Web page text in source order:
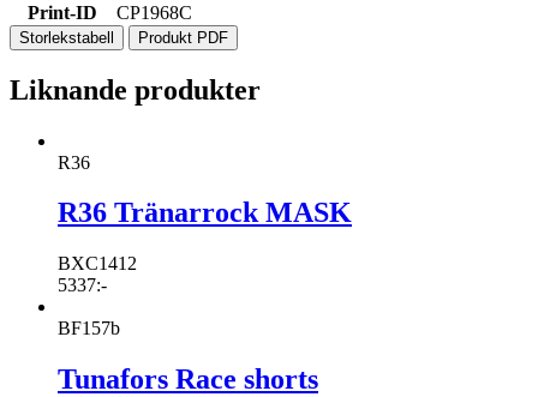
Print-ID
CP1968C
Storlekstabell Produkt PDF
Liknande produkter
R36
R36 Tränarrock MASK
BXC1412
5337:-
BF157b
Tunafors Race shorts